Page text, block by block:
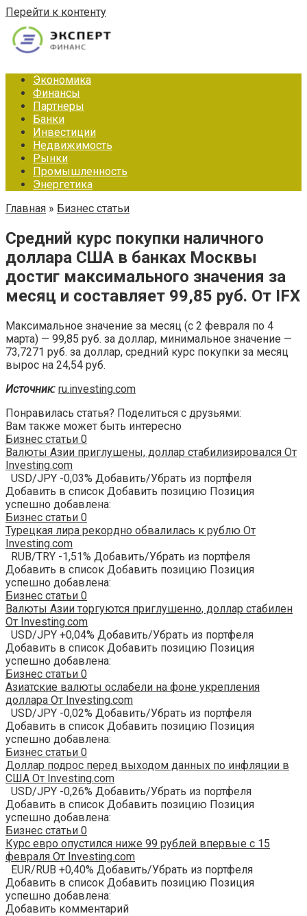
Перейти к контенту
Экономика
Финансы
Партнеры
Банки
Инвестиции
Недвижимость
Рынки
Промышленность
Энергетика
Главная » Бизнес статьи
Средний курс покупки наличного
доллара США в банках Москвы
достиг максимального значения за
месяц и составляет 99,85 руб. От IFX
Максимальное значение за месяц (с 2 февраля по 4
марта) — 99,85 руб. за доллар, минимальное значение —
73,7271 руб. за доллар, средний курс покупки за месяц
вырос на 24,54 руб.
Источник: ru.investing.com
Понравилась статья? Поделиться с друзьями:
Вам также может быть интересно
Бизнес статьи 0
Валюты Азии приглушены, доллар стабилизировался От
Investing.com
USD/JPY -0,03% Добавить/Убрать из портфеля
Добавить в список Добавить позицию Позиция
успешно добавлена:
Бизнес статьи 0
Турецкая лира рекордно обвалилась к рублю От
Investing.com
RUB/TRY -1,51% Добавить/Убрать из портфеля
Добавить в список Добавить позицию Позиция
успешно добавлена:
Бизнес статьи 0
Валюты Азии торгуются приглушенно, доллар стабилен
От Investing.com
USD/JPY +0,04% Добавить/Убрать из портфеля
Добавить в список Добавить позицию Позиция
успешно добавлена:
Бизнес статьи 0
Азиатские валюты ослабели на фоне укрепления
доллара От Investing.com
USD/JPY -0,02% Добавить/Убрать из портфеля
Добавить в список Добавить позицию Позиция
успешно добавлена:
Бизнес статьи 0
Доллар подрос перед выходом данных по инфляции в
США От Investing.com
USD/JPY -0,26% Добавить/Убрать из портфеля
Добавить в список Добавить позицию Позиция
успешно добавлена:
Бизнес статьи 0
Курс евро опустился ниже 99 рублей впервые с 15
февраля От Investing.com
EUR/RUB +0,40% Добавить/Убрать из портфеля
Добавить в список Добавить позицию Позиция
успешно добавлена:
Добавить комментарий